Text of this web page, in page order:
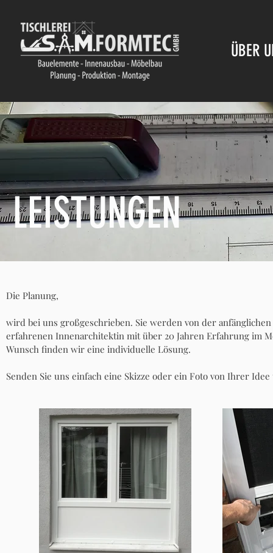
ÜBER
LEISTUNGEN
Die Planung,
wird bei uns großgeschrieben. Sie werden von der
erfahrenen Innenarchitektin mit über 20 Jahren Erfahrung im
Wunsch finden wir eine individuelle Lösung.
Senden Sie uns einfach eine Skizze oder ein Foto von Ihrer